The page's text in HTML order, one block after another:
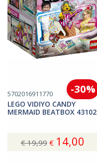
5702016911770
LEGO VIDIYO CANDY
MERMAID BEATBOX 43102
€ 19,99€ 14,00
-30%